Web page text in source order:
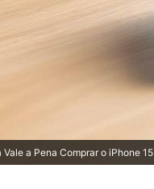
Vale a Pena Comprar o iPhone 15